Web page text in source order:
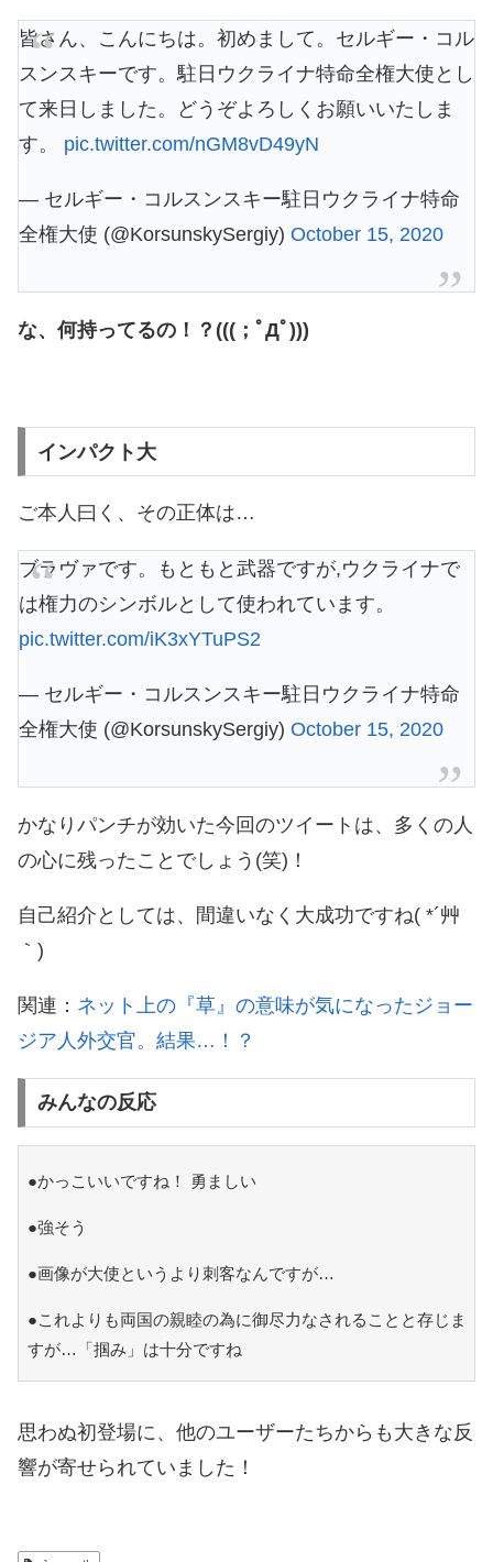
皆さん、こんにちは。初めまして。セルギー・コル
スンスキーです。駐日ウクライナ特命全権大使とし
て来日しました。どうぞよろしくお願いいたしま
す。 pic.twitter.com/nGM8vD49yN
— セルギー・コルスンスキー駐日ウクライナ特命
全権大使 (@KorsunskySergiy) October 15, 2020
な、何持ってるの！？(((；ﾟДﾟ)))
インパクト大
ご本人曰く、その正体は…
ブラヴァです。もともと武器ですが,ウクライナで
は権力のシンボルとして使われています。
pic.twitter.com/iK3xYTuPS2
— セルギー・コルスンスキー駐日ウクライナ特命
全権大使 (@KorsunskySergiy) October 15, 2020
かなりパンチが効いた今回のツイートは、多くの人
の心に残ったことでしょう(笑)！
自己紹介としては、間違いなく大成功ですね( *´艸
｀)
関連： ネット上の『草』の意味が気になったジョー
ジア人外交官。結果…！？
みんなの反応
●かっこいいですね！ 勇ましい
●強そう
●画像が大使というより刺客なんですが…
●これよりも両国の親睦の為に御尽力なされることと存じま
すが…「掴み」は十分ですね
思わぬ初登場に、他のユーザーたちからも大きな反
響が寄せられていました！